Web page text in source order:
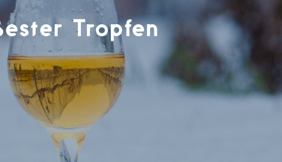
Tropfen